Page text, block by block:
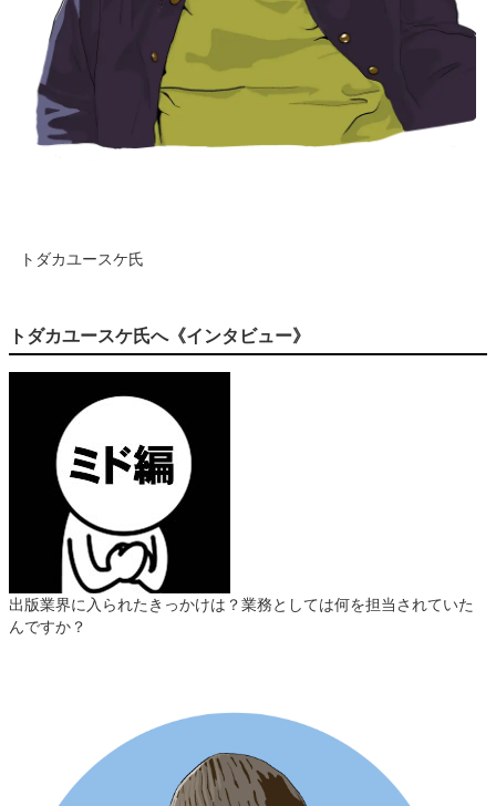
トダカユースケ氏
トダカユースケ氏へ《インタビュー》
出版業界に入られたきっかけは？業務としては何を担当されていた
んですか？